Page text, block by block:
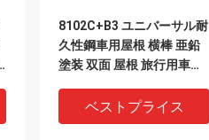
8102C+B3 ユニバーサル耐
久性鋼車用屋根 横棒 亜鉛
塗装 双面 屋根 旅行用車用
ベストプライス